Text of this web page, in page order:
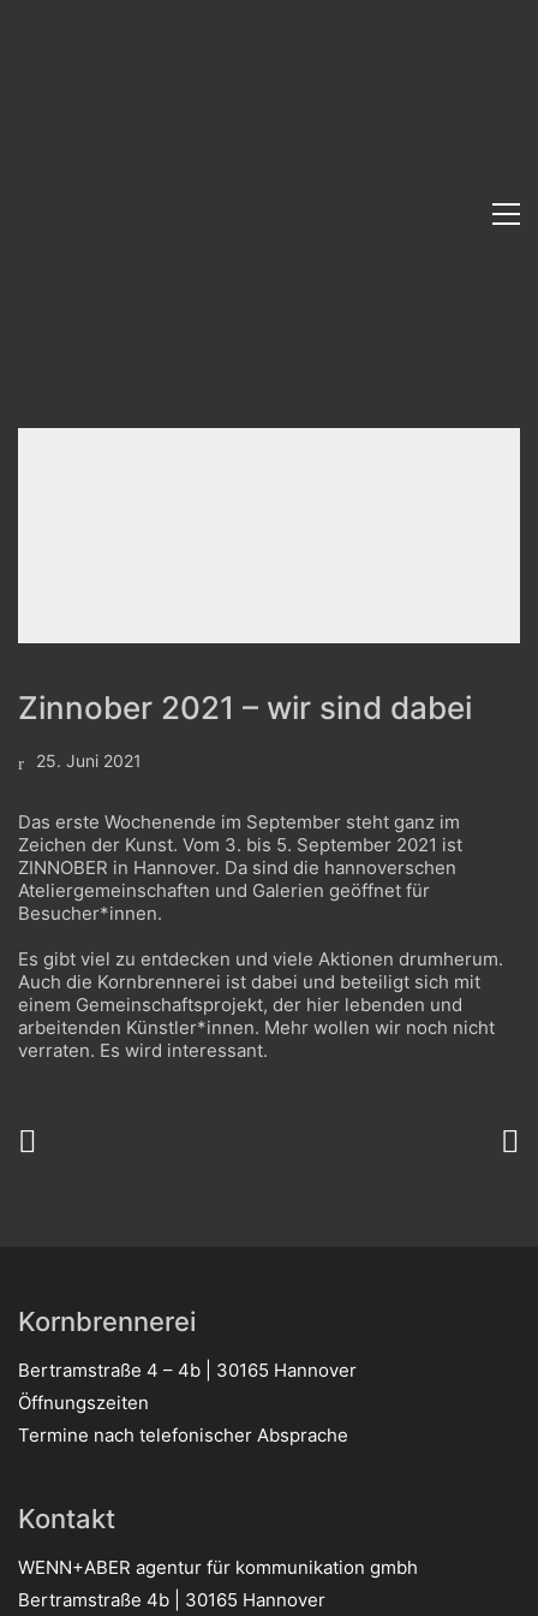
Zinnober 2021 – wir sind dabei
25. Juni 2021
Das erste Wochenende im September steht ganz im
Zeichen der Kunst. Vom 3. bis 5. September 2021 ist
ZINNOBER in Hannover. Da sind die hannoverschen
Ateliergemeinschaften und Galerien geöffnet für
Besucher*innen.
Es gibt viel zu entdecken und viele Aktionen drumherum.
Auch die Kornbrennerei ist dabei und beteiligt sich mit
einem Gemeinschaftsprojekt, der hier lebenden und
arbeitenden Künstler*innen. Mehr wollen wir noch nicht
verraten. Es wird interessant.
Kornbrennerei
Bertramstraße 4 – 4b | 30165 Hannover
Öffnungszeiten
Termine nach telefonischer Absprache
Kontakt
WENN+ABER agentur für kommunikation gmbh
Bertramstraße 4b | 30165 Hannover